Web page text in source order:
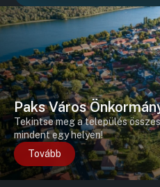
Paks Város
Tekintse meg a település
mindent egy helyen!
Tovább